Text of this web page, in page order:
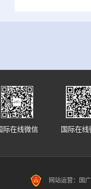
国际在线
际在线微信
网站运营：国